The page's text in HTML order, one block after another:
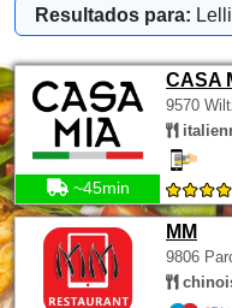
Resultados para:
CASA
9570
~45min
MM
9806